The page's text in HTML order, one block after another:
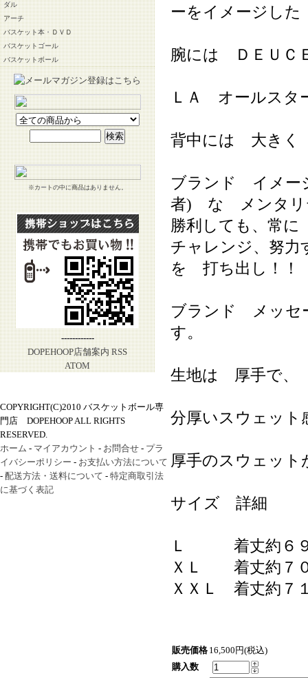
ダル
アーチ
バスケット本・ＤＶＤ
バスケットゴール
バスケットボール
※カートの中に商品はありません。
------------
DOPEHOOP店舗案内 RSS
ATOM
ーをイメージし
腕には ＤＥＵ
ＬＡ オールス
背中には 大き
ブランド イメー
者) な メンタリ
勝利しても、常
チャレンジ、努
を 打ち出し！！
ブランド メッセ
す。
生地は 厚手で
分厚いスウェッ
厚手のスウェッ
サイズ 詳細
Ｌ 着丈約６９
ＸＬ 着丈約７
ＸＸＬ 着丈約７
販売価格 16,500円(税込)
購入数
COPYRIGHT(C)2010 バスケットボール専
門店 DOPEHOOP ALL RIGHTS
RESERVED.
ホーム - マイアカウント - お問合せ - プラ
イバシーポリシー - お支払い方法について
- 配送方法・送料について - 特定商取引法
に基づく表記